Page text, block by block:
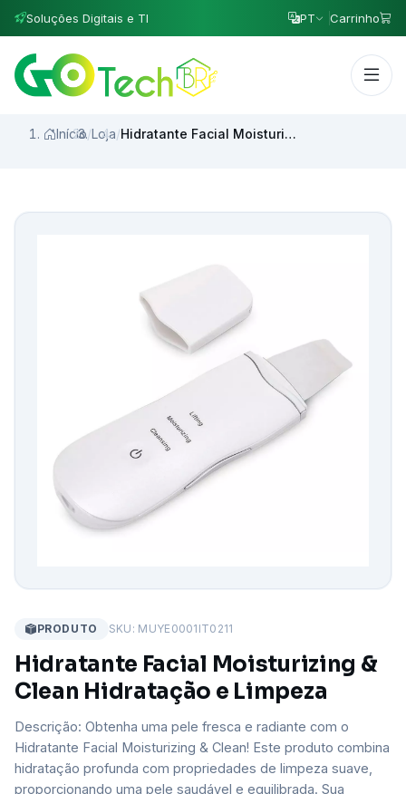
Soluções Digitais e TI PT Carrinho
Início/Loja/ Hidratante Facial Moisturizing & Clean Hidratação e Limpeza
PRODUTO SKU: MUYE0001IT0211
Hidratante Facial Moisturizing &
Clean Hidratação e Limpeza
Descrição: Obtenha uma pele fresca e radiante com o
Hidratante Facial Moisturizing & Clean! Este produto combina
hidratação profunda com propriedades de limpeza suave,
proporcionando uma pele saudável e equilibrada. Sua